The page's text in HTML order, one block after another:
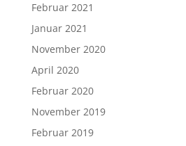
Februar 2021
Januar 2021
November 2020
April 2020
Februar 2020
November 2019
Februar 2019